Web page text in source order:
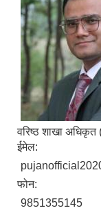
वरिष्‍ठ शाखा
ईमेल:
फोन:
9851355145